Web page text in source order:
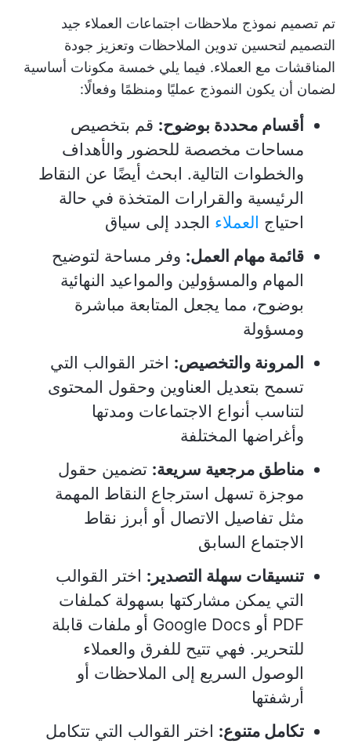
تم تصميم نموذج ملاحظات اجتماعات العملاء جيد
التصميم لتحسين تدوين الملاحظات وتعزيز جودة
المناقشات مع العملاء. فيما يلي خمسة مكونات أساسية
لضمان أن يكون النموذج عمليًا ومنظمًا وفعالًا:
أقسام محددة بوضوح: قم بتخصيص
مساحات مخصصة للحضور والأهداف
والخطوات التالية. ابحث أيضًا عن النقاط
الرئيسية والقرارات المتخذة في حالة
احتياج العملاء الجدد إلى سياق
قائمة مهام العمل: وفر مساحة لتوضيح
المهام والمسؤولين والمواعيد النهائية
بوضوح، مما يجعل المتابعة مباشرة
ومسؤولة
المرونة والتخصيص: اختر القوالب التي
تسمح بتعديل العناوين وحقول المحتوى
لتناسب أنواع الاجتماعات ومدتها
وأغراضها المختلفة
مناطق مرجعية سريعة: تضمين حقول
موجزة تسهل استرجاع النقاط المهمة
مثل تفاصيل الاتصال أو أبرز نقاط
الاجتماع السابق
تنسيقات سهلة التصدير: اختر القوالب
التي يمكن مشاركتها بسهولة كملفات
PDF أو Google Docs أو ملفات قابلة
للتحرير. فهي تتيح للفرق والعملاء
الوصول السريع إلى الملاحظات أو
أرشفتها
تكامل متنوع: اختر القوالب التي تتكامل